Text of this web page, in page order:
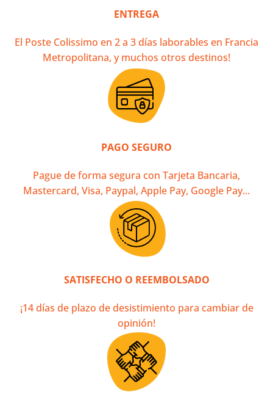
ENTREGA
El Poste Colissimo en 2 a 3 días laborables en Francia
Metropolitana, y muchos otros destinos!
PAGO SEGURO
Pague de forma segura con Tarjeta Bancaria,
Mastercard, Visa, Paypal, Apple Pay, Google Pay...
SATISFECHO O REEMBOLSADO
¡14 días de plazo de desistimiento para cambiar de
opinión!